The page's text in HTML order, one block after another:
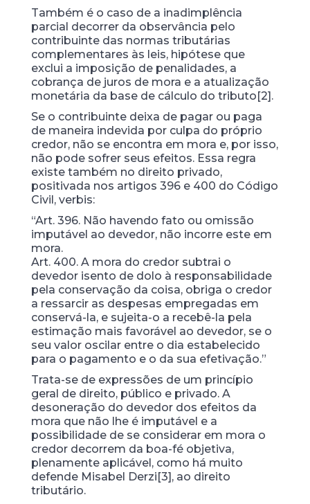
Também é o caso de a inadimplência
parcial decorrer da observância pelo
contribuinte das normas tributárias
complementares às leis, hipótese que
exclui a imposição de penalidades, a
cobrança de juros de mora e a atualização
monetária da base de cálculo do tributo[2].
Se o contribuinte deixa de pagar ou paga
de maneira indevida por culpa do próprio
credor, não se encontra em mora e, por isso,
não pode sofrer seus efeitos. Essa regra
existe também no direito privado,
positivada nos artigos 396 e 400 do Código
Civil, verbis:
“Art. 396. Não havendo fato ou omissão
imputável ao devedor, não incorre este em
mora.
Art. 400. A mora do credor subtrai o
devedor isento de dolo à responsabilidade
pela conservação da coisa, obriga o credor
a ressarcir as despesas empregadas em
conservá-la, e sujeita-o a recebê-la pela
estimação mais favorável ao devedor, se o
seu valor oscilar entre o dia estabelecido
para o pagamento e o da sua efetivação.”
Trata-se de expressões de um princípio
geral de direito, público e privado. A
desoneração do devedor dos efeitos da
mora que não lhe é imputável e a
possibilidade de se considerar em mora o
credor decorrem da boa-fé objetiva,
plenamente aplicável, como há muito
defende Misabel Derzi[3], ao direito
tributário.